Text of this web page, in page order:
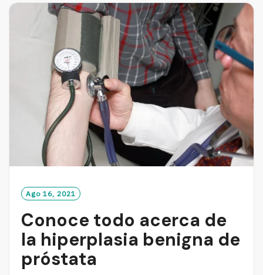
M
Ago 16, 2021
Conoce todo acerca de
la hiperplasia benigna de
próstata